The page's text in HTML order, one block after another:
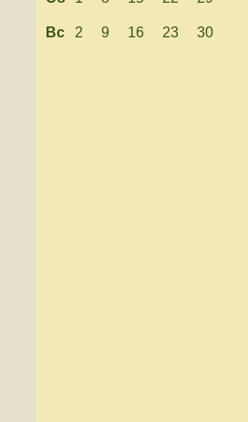
Вс 2 9 16 23 30